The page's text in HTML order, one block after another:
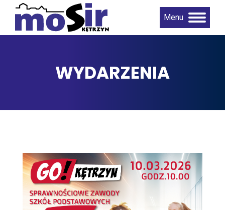
Menu
WYDARZENIA